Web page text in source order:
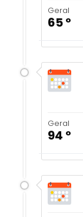
Geral
65 º
Geral
94 º